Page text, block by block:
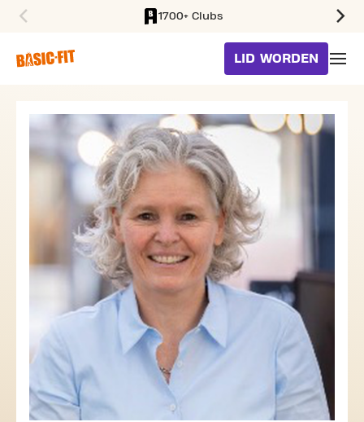
1700+ Clubs
LID WORDEN